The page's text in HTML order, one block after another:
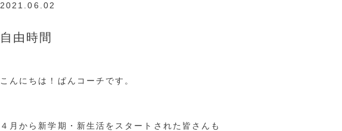
2021.06.02
自由時間
こんにちは！ぱんコーチです。
４月から新学期・新生活をスタートされた皆さんも